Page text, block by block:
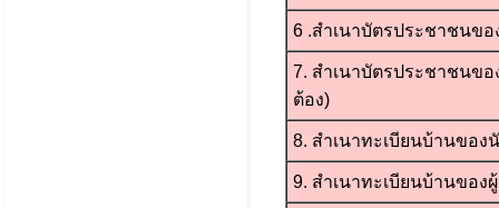
6 .สำเนาบัตรประชาชนข
7. สำเนาบัตรประชาชนข
ต้อง)
8. สำเนาทะเบียนบ้านขอ
9. สำเนาทะเบียนบ้านของ